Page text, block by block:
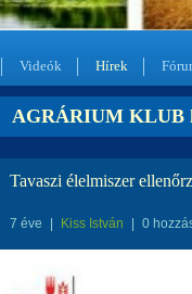
Videók Hírek
AGRÁRIUM KLUB
Tavaszi élelmiszer
7 éve Kiss István 0